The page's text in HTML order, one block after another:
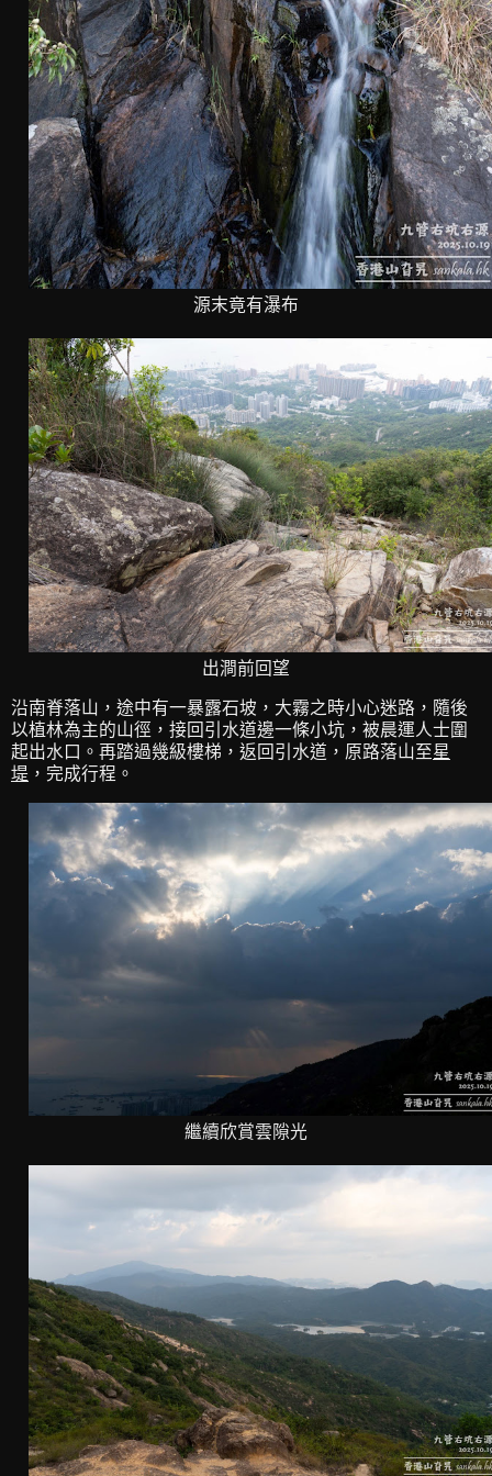
源末竟有瀑布
出澗前回望
沿南脊落山，途中有一暴露石坡，大霧之時小心迷路，隨後
以植林為主的山徑，接回引水道邊一條小坑，被晨運人士圍
起出水口。再踏過幾級樓梯，返回引水道，原路落山至星
堤 ，完成行程。
繼續欣賞雲隙光